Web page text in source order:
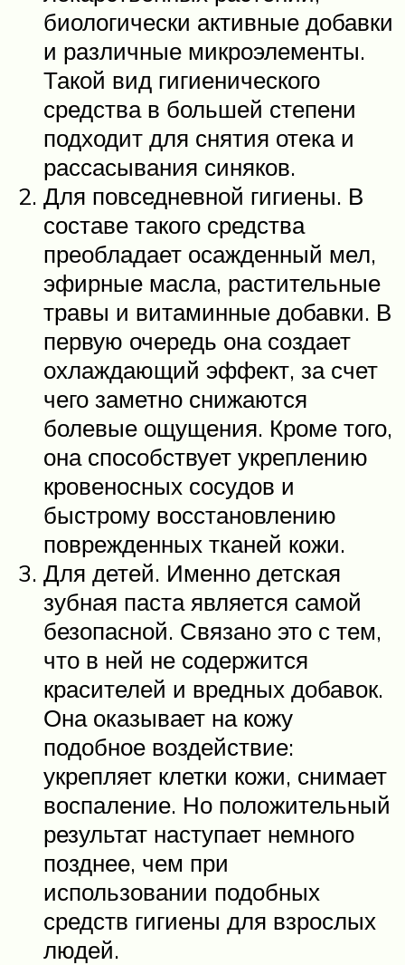
биологически активные добавки
и различные микроэлементы.
Такой вид гигиенического
средства в большей степени
подходит для снятия отека и
рассасывания синяков.
Для повседневной гигиены. В
составе такого средства
преобладает осажденный мел,
эфирные масла, растительные
травы и витаминные добавки. В
первую очередь она создает
охлаждающий эффект, за счет
чего заметно снижаются
болевые ощущения. Кроме того,
она способствует укреплению
кровеносных сосудов и
быстрому восстановлению
поврежденных тканей кожи.
Для детей. Именно детская
зубная паста является самой
безопасной. Связано это с тем,
что в ней не содержится
красителей и вредных добавок.
Она оказывает на кожу
подобное воздействие:
укрепляет клетки кожи, снимает
воспаление. Но положительный
результат наступает немного
позднее, чем при
использовании подобных
средств гигиены для взрослых
людей.